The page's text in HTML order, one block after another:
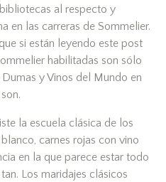
al respecto y
en las carreras de Sommelier.
si están leyendo este post
habilitadas son sólo
y Vinos del Mundo en
la escuela clásica de los
carnes rojas con vino
en la que parece estar todo
Los maridajes clásicos